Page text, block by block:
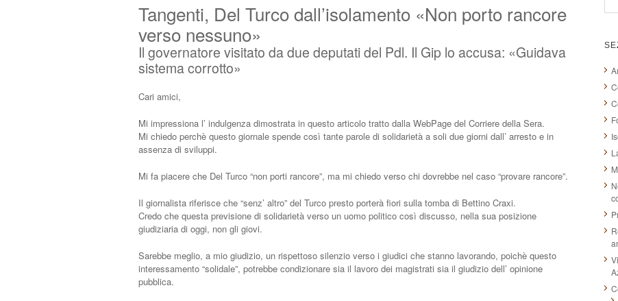
Tangenti, Del Turco dall’isolamento «Non porto rancore
verso nessuno»
Il governatore visitato da due deputati del Pdl. Il Gip lo accusa: «Guidava
sistema corrotto»
Cari amici,
Mi impressiona l’ indulgenza dimostrata in questo articolo tratto dalla WebPage del Corriere della Sera.
Mi chiedo perchè questo giornale spende così tante parole di solidarietà a soli due giorni dall’ arresto e in
assenza di sviluppi.
Mi fa piacere che Del Turco “non porti rancore”, ma mi chiedo verso chi dovrebbe nel caso “provare rancore”.
Il giornalista riferisce che “senz’ altro” del Turco presto porterà fiori sulla tomba di Bettino Craxi.
Credo che questa previsione di solidarietà verso un uomo politico così discusso, nella sua posizione
giudiziaria di oggi, non gli giovi.
Sarebbe meglio, a mio giudizio, un rispettoso silenzio verso i giudici che stanno lavorando, poichè questo
interessamento “solidale”, potrebbe condizionare sia il lavoro dei magistrati sia il giudizio dell’ opinione
pubblica.